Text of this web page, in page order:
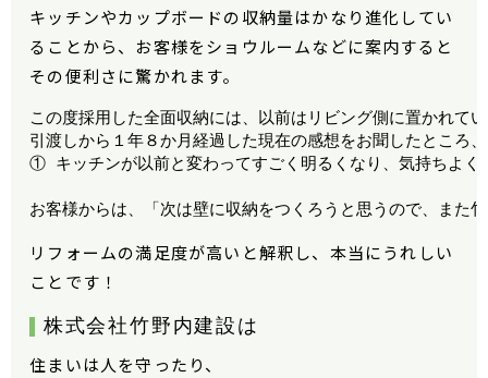
キッチンやカップボードの収納量はかなり進化してい
ることから、お客様をショウルームなどに案内すると
その便利さに驚かれます。
この度採用した全面収納には、以前はリビング側に置かれて
引渡しから１年８か月経過した現在の感想をお聞したところ、
① キッチンが以前と変わってすごく明るくなり、気持ちよ
お客様からは、「次は壁に収納をつくろうと思うので、また
リフォームの満足度が高いと解釈し、本当にうれしい
ことです！
株式会社竹野内建設は
住まいは人を守ったり、